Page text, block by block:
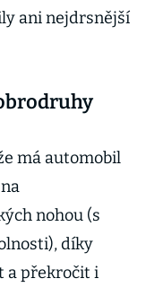
ani nejdrsnější
má automobil
nohou (s
díky
a překročit i